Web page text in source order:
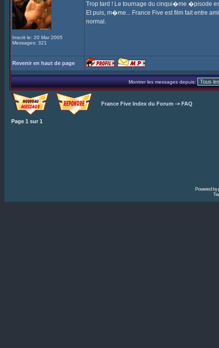
Inscrit le: 20 Mar 2005
Messages: 321
Trop tard ! Le tournage du cinqui�me �pisode
Et puis, m�me... France Five est film fait entre
normal.
Revenir en haut de page
Montrer les messages depuis:
France Five Index du Forum -> FAQ
Page 1 sur 1
Powered by